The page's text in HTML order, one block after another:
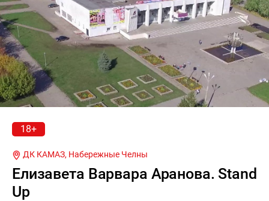
18+
ДК КАМАЗ, Набережные Челны
Елизавета Варвара Аранова. Stand
Up